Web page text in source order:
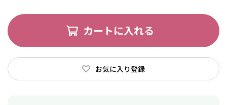
カートに入れる
お気に入り登録